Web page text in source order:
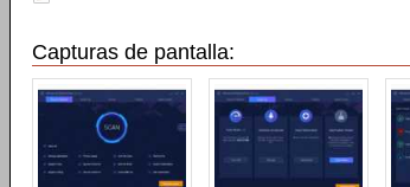
Capturas de pantalla: